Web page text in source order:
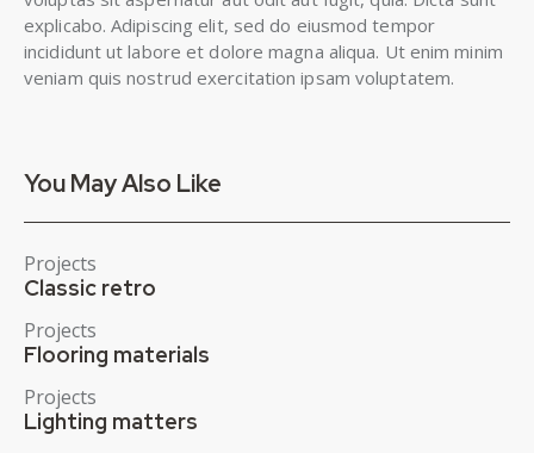
explicabo. Adipiscing elit, sed do eiusmod tempor
incididunt ut labore et dolore magna aliqua. Ut enim minim
veniam quis nostrud exercitation ipsam voluptatem.
You May Also Like
Projects
Classic retro
Projects
Flooring materials
Projects
Lighting matters